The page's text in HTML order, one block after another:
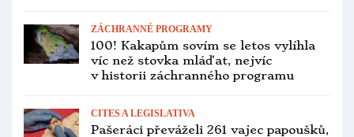
CHOV A ODCHOV
Kakaduové přilboví jsou neustálí
pracanti. Chutná jim všechno, co
„cvakne“, říká jejich chovatel Jan
PTAČÍ BURZY